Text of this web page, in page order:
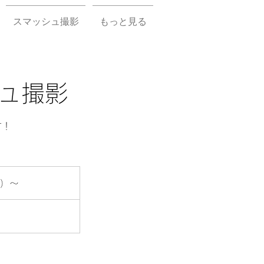
スマッシュ撮影 もっと見る
撮影
〜